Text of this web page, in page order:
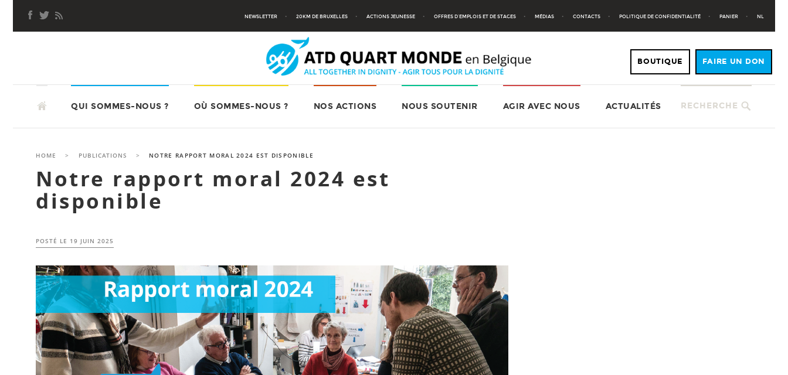
contenu
NEWSLETTER 20KM DE BRUXELLES ACTIONS JEUNESSE OFFRES D’EMPLOIS ET DE STAGES MÉDIAS CONTACTS POLITIQUE DE CONFIDENTIALITÉ PANIER NL
ATD QUART MONDE RECHERCHE
AU
CONTENUQUI SOMMES-NOUS ? OÙ SOMMES-NOUS ? NOS ACTIONS NOUS SOUTENIR AGIR AVEC NOUS ACTUALITÉS
HOME > PUBLICATIONS > NOTRE RAPPORT MORAL 2024 EST DISPONIBLE
Notre rapport moral 2024 est
disponible
POSTÉ LE 19 JUIN 2025